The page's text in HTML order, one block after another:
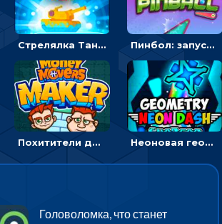
Стрелялка Танковые войны: бить по танку врага, чтобы уничтожить зло Пинбол: запускать шарик, чтобы выбивать очки
Похитители денег: управляйте друзьями и соберите все мешки с долларами Неоновая геометрия: прыгай через препятствия и собирай шары
Головоломка, что станет